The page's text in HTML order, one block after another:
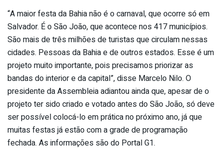
“A maior festa da Bahia não é o carnaval, que ocorre só em
Salvador. É o São João, que acontece nos 417 municípios.
São mais de três milhões de turistas que circulam nessas
cidades. Pessoas da Bahia e de outros estados. Esse é um
projeto muito importante, pois precisamos priorizar as
bandas do interior e da capital”, disse Marcelo Nilo. O
presidente da Assembleia adiantou ainda que, apesar de o
projeto ter sido criado e votado antes do São João, só deve
ser possível colocá-lo em prática no próximo ano, já que
muitas festas já estão com a grade de programação
fechada. As informações são do Portal G1.